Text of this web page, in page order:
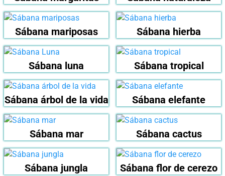
Sábana mariposas Sábana hierba
Sábana luna Sábana tropical
Sábana árbol de la vida Sábana elefante
Sábana mar Sábana cactus
Sábana jungla Sábana flor de cerezo